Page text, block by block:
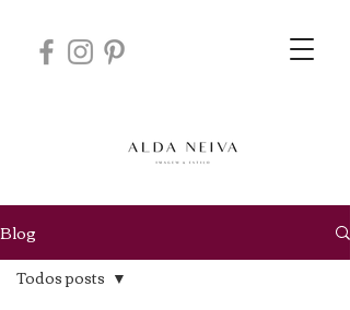
Blog
Todos posts